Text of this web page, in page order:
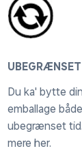
UBEGRÆNSET
Du ka' bytte
emballage
ubegrænset
mere her.